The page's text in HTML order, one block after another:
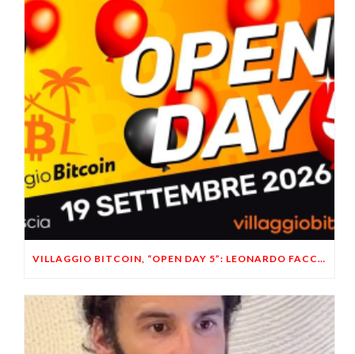
VILLAGGIO BITCOIN, “OPEN DAY 5”: LEONARDO FACCO OSPITE A BRESCIA